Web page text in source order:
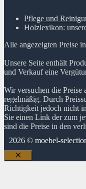
Pflege und
Holzlexikon:
Alle angezeigten Preise
Unsere Seite enthält
und Verkauf eine
Wir versuchen die Preise
regelmäßig. Durch
Richtigkeit jedoch nicht
Sie einen Link der zum
sind die Preise in den
2026 © moebel-
Schließen